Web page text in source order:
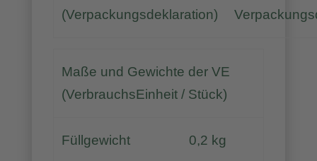
(Verpackungsdeklaration)
Maße und Gewichte der VE
(VerbrauchsEinheit / Stück)
Füllgewicht 0,2 kg